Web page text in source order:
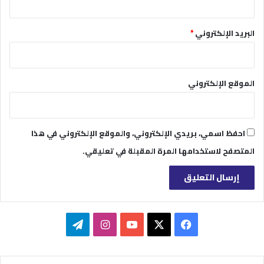
البريد الإلكتروني*
الموقع الإلكتروني
احفظ اسمي، بريدي الإلكتروني، والموقع الإلكتروني في هذا
المتصفح لاستخدامها المرة المقبلة في تعليقي.
فيسبوك ‫YouTubeانستقرامتيلقرام